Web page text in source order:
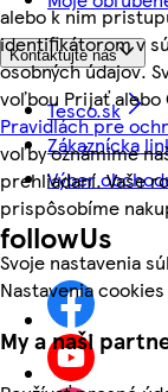
alebo k nim
identifikátorom v
osobných údajov.
voľbou Prijať
Pravidlách pre
voľby oznámime
prehliadaní. Vaše
prispôsobíme
Svoje nastavenia
Nastavenia
My a naši
Kontaktujte nás
Tesco.sk
Zákaznícka
Výber
followUs